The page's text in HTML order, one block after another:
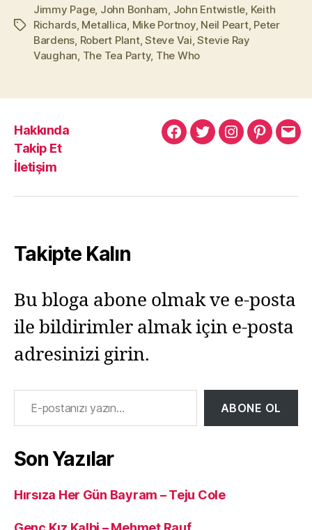
Etiketler
Jimmy Page, John Bonham, John Entwistle, Keith
Richards, Metallica, Mike Portnoy, Neil Peart, Peter
Bardens, Robert Plant,Steve Vai,Stevie Ray
Vaughan, The Tea Party, The Who
Hakkında
Takip Et
İletişim
MuratMuratMuratPinterest
Takipte Kalın
Bu bloga abone olmak ve e-posta
ile bildirimler almak için e-posta
adresinizi girin.
E-postanızı yazın…
ABONE OL
Son Yazılar
Hırsıza Her Gün Bayram – Teju Cole